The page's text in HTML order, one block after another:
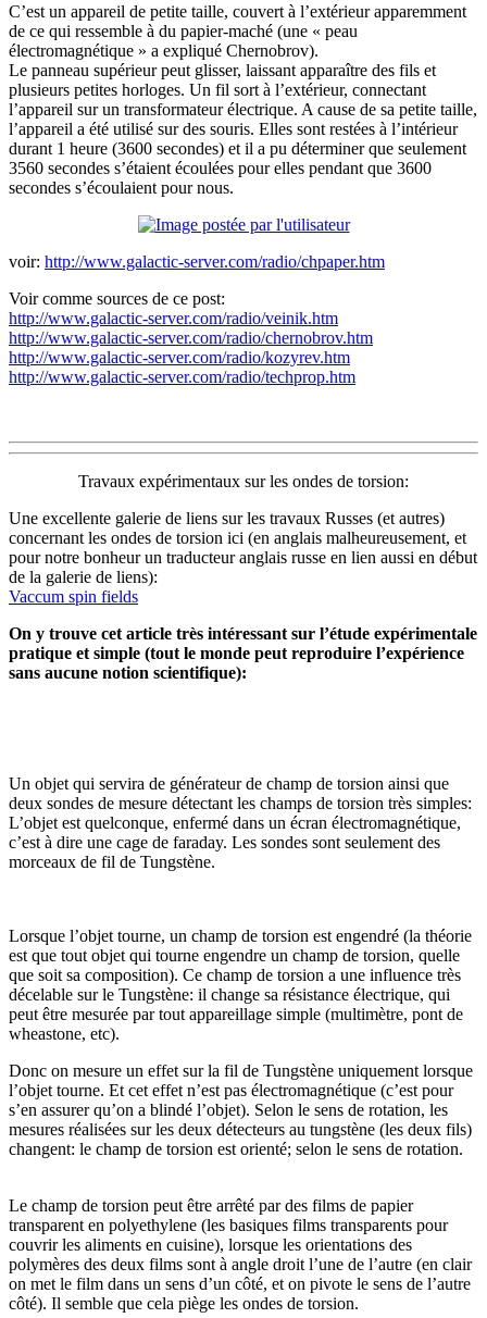
C’est un appareil de petite taille, couvert à l’extérieur apparemment
de ce qui ressemble à du papier-maché (une « peau
électromagnétique » a expliqué Chernobrov).
Le panneau supérieur peut glisser, laissant apparaître des fils et
plusieurs petites horloges. Un fil sort à l’extérieur, connectant
l’appareil sur un transformateur électrique. A cause de sa petite taille,
l’appareil a été utilisé sur des souris. Elles sont restées à l’intérieur
durant 1 heure (3600 secondes) et il a pu déterminer que seulement
3560 secondes s’étaient écoulées pour elles pendant que 3600
secondes s’écoulaient pour nous.
voir: http://www.galactic-server.com/radio/chpaper.htm
Voir comme sources de ce post:
http://www.galactic-server.com/radio/veinik.htm
http://www.galactic-server.com/radio/chernobrov.htm
http://www.galactic-server.com/radio/kozyrev.htm
http://www.galactic-server.com/radio/techprop.htm
Travaux expérimentaux sur les ondes de torsion:
Une excellente galerie de liens sur les travaux Russes (et autres)
concernant les ondes de torsion ici (en anglais malheureusement, et
pour notre bonheur un traducteur anglais russe en lien aussi en début
de la galerie de liens):
Vaccum spin fields
On y trouve cet article très intéressant sur l’étude expérimentale
pratique et simple (tout le monde peut reproduire l’expérience
sans aucune notion scientifique):
Un objet qui servira de générateur de champ de torsion ainsi que
deux sondes de mesure détectant les champs de torsion très simples:
L’objet est quelconque, enfermé dans un écran électromagnétique,
c’est à dire une cage de faraday. Les sondes sont seulement des
morceaux de fil de Tungstène.
Lorsque l’objet tourne, un champ de torsion est engendré (la théorie
est que tout objet qui tourne engendre un champ de torsion, quelle
que soit sa composition). Ce champ de torsion a une influence très
décelable sur le Tungstène: il change sa résistance électrique, qui
peut être mesurée par tout appareillage simple (multimètre, pont de
wheastone, etc).
Donc on mesure un effet sur la fil de Tungstène uniquement lorsque
l’objet tourne. Et cet effet n’est pas électromagnétique (c’est pour
s’en assurer qu’on a blindé l’objet). Selon le sens de rotation, les
mesures réalisées sur les deux détecteurs au tungstène (les deux fils)
changent: le champ de torsion est orienté; selon le sens de rotation.
Le champ de torsion peut être arrêté par des films de papier
transparent en polyethylene (les basiques films transparents pour
couvrir les aliments en cuisine), lorsque les orientations des
polymères des deux films sont à angle droit l’une de l’autre (en clair
on met le film dans un sens d’un côté, et on pivote le sens de l’autre
côté). Il semble que cela piège les ondes de torsion.